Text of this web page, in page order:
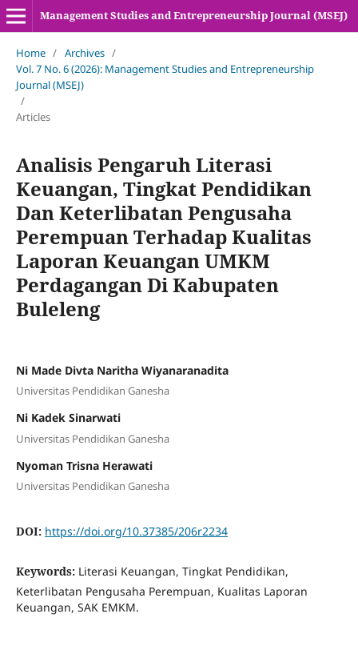
Management Studies and Entrepreneurship Journal (MSEJ)
Home / Archives /
Vol. 7 No. 6 (2026): Management Studies and Entrepreneurship
Journal (MSEJ)
/
Articles
Analisis Pengaruh Literasi
Keuangan, Tingkat Pendidikan
Dan Keterlibatan Pengusaha
Perempuan Terhadap Kualitas
Laporan Keuangan UMKM
Perdagangan Di Kabupaten
Buleleng
Ni Made Divta Naritha Wiyanaranadita
Universitas Pendidikan Ganesha
Ni Kadek Sinarwati
Universitas Pendidikan Ganesha
Nyoman Trisna Herawati
Universitas Pendidikan Ganesha
DOI: https://doi.org/10.37385/206r2234
Keywords: Literasi Keuangan, Tingkat Pendidikan,
Keterlibatan Pengusaha Perempuan, Kualitas Laporan
Keuangan, SAK EMKM.